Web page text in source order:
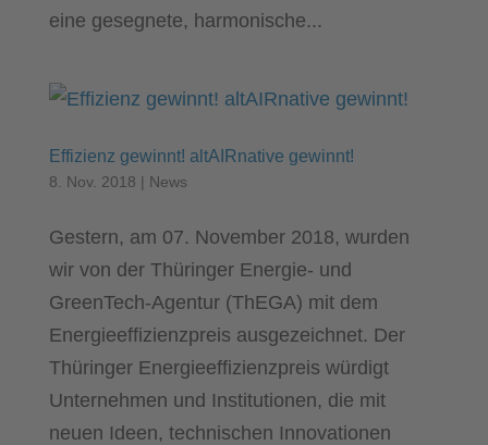
eine gesegnete, harmonische...
Effizienz gewinnt! altAIRnative gewinnt!
8. Nov. 2018 | News
Gestern, am 07. November 2018, wurden
wir von der Thüringer Energie- und
GreenTech-Agentur (ThEGA) mit dem
Energieeffizienzpreis ausgezeichnet. Der
Thüringer Energieeffizienzpreis würdigt
Unternehmen und Institutionen, die mit
neuen Ideen, technischen Innovationen